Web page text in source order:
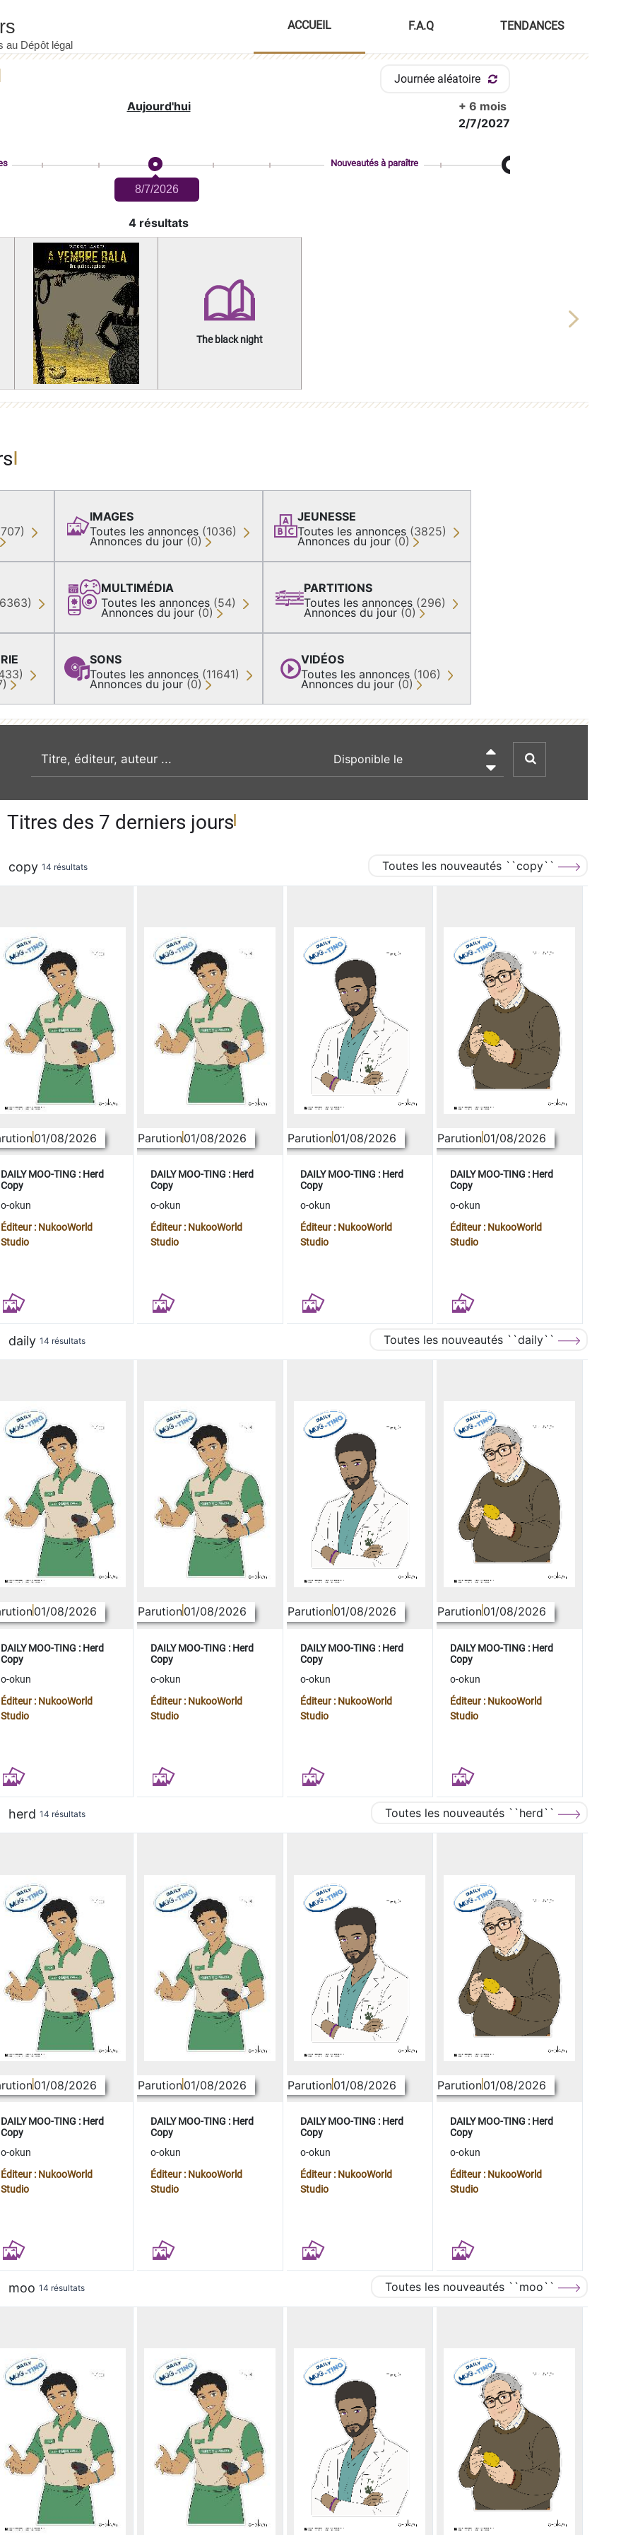
ACCUEIL F.A.Q TENDANCES
Journée aléatoire
Aujourd'hui
+ 6 mois
2/7/2027
8/7/2026
Nouveautés à paraître
4 résultats
The black night
Next
IMAGES
Toutes les annonces (1036)
Annonces du jour (0)
MULTIMÉDIA
Toutes les annonces (54)
Annonces du jour (0)
SONS
Toutes les annonces (11641)
Annonces du jour (0)
JEUNESSE
Toutes les annonces (3825)
Annonces du jour (0)
PARTITIONS
Toutes les annonces (296)
Annonces du jour (0)
VIDÉOS
Toutes les annonces (106)
Annonces du jour (0)
recherche par mot clé

Titres des 7 derniers jours
copy 14 résultats Toutes les nouveautés ``copy``
01/08/2026
DAILY MOO-TING : Herd
Copy
o-okun
Éditeur : NukooWorld
Studio
Parution01/08/2026
DAILY MOO-TING : Herd
Copy
o-okun
Éditeur : NukooWorld
Studio
Parution01/08/2026
DAILY MOO-TING : Herd
Copy
o-okun
Éditeur : NukooWorld
Studio
Parution01/08/2026
DAILY MOO-TING : Herd
Copy
o-okun
Éditeur : NukooWorld
Studio
daily 14 résultats Toutes les nouveautés ``daily``
01/08/2026
DAILY MOO-TING : Herd
Copy
o-okun
Éditeur : NukooWorld
Studio
Parution01/08/2026
DAILY MOO-TING : Herd
Copy
o-okun
Éditeur : NukooWorld
Studio
Parution01/08/2026
DAILY MOO-TING : Herd
Copy
o-okun
Éditeur : NukooWorld
Studio
Parution01/08/2026
DAILY MOO-TING : Herd
Copy
o-okun
Éditeur : NukooWorld
Studio
herd 14 résultats Toutes les nouveautés ``herd``
01/08/2026
DAILY MOO-TING : Herd
Copy
o-okun
Éditeur : NukooWorld
Studio
Parution01/08/2026
DAILY MOO-TING : Herd
Copy
o-okun
Éditeur : NukooWorld
Studio
Parution01/08/2026
DAILY MOO-TING : Herd
Copy
o-okun
Éditeur : NukooWorld
Studio
Parution01/08/2026
DAILY MOO-TING : Herd
Copy
o-okun
Éditeur : NukooWorld
Studio
moo 14 résultats Toutes les nouveautés ``moo``